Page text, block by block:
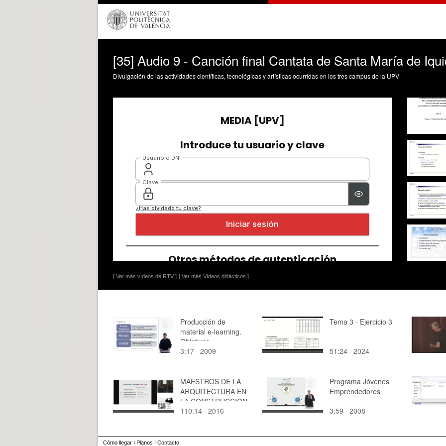
[35] Audio 9 - Canción final Cantata de Santa María de
Divulgación de las actividades científicas, tecnológicas y artísticas ocurridas en los tres campus de la UPV
[ Ver más vídeos de RTV ] [ Ver más Vídeos didácticos ]
Producción de
material e-learning.
Objetivos
3:17 · 2009
Tema 3 - Ejercicio 3
51:24 · 2024
MAESTROS DE LA
ARQUITECTURA EN
LA CONSTRUCCION
DE LA VALENCIA
110:14 · 2016
Programa Jóvenes
Emprendedores
3:59 · 2008
Cómo llegar I Planos I Contacto